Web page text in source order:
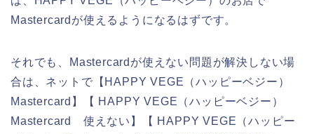
Mastercardが使えるようになるはずです。
それでも、Mastercardが使えない問題が解決しない場
合は、ネットで【HAPPY VEGE（ハッピーベジー）
Mastercard】【 HAPPY VEGE（ハッピーベジー）
Mastercard 使えない】【 HAPPY VEGE（ハッピー